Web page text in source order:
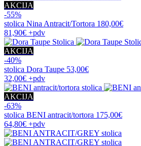
AKCIJA
-55%
stolica Nina Antracit/Tortora 180,00€
81,90€ +pdv
AKCIJA
-40%
stolica Dora Taupe 53,00€
32,00€ +pdv
AKCIJA
-63%
stolica BENI antracit/tortora 175,00€
64,80€ +pdv